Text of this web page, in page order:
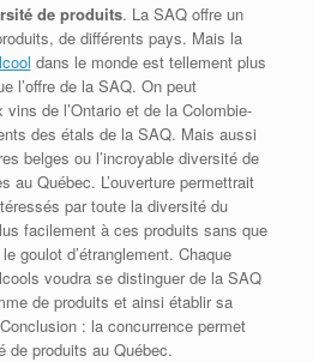
de produits. La SAQ offre un
de différents pays. Mais la
dans le monde est tellement plus
l’offre de la SAQ. On peut
de l’Ontario et de la Colombie-
des étals de la SAQ. Mais aussi
belges ou l’incroyable diversité de
au Québec. L’ouverture permettrait
par toute la diversité du
facilement à ces produits sans que
goulot d’étranglement. Chaque
voudra se distinguer de la SAQ
de produits et ainsi établir sa
: la concurrence permet
de produits au Québec.